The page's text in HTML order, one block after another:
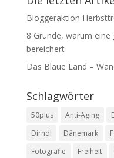
Bloggeraktion
8 Gründe, warum
bereichert
Das Blaue Land –
Schlagwörter
50plus Anti-Aging
Dirndl
Dänemark
Fotografie
Freiheit